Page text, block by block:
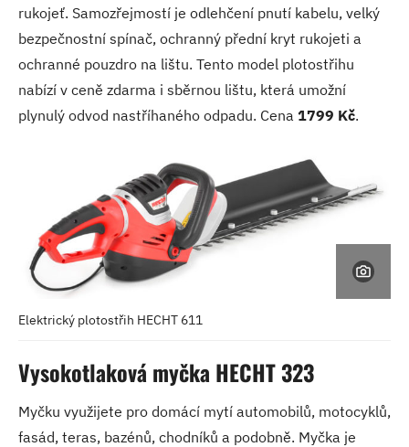
rukojeť. Samozřejmostí je odlehčení pnutí kabelu, velký
bezpečnostní spínač, ochranný přední kryt rukojeti a
ochranné pouzdro na lištu. Tento model plotostřihu
nabízí v ceně zdarma i sběrnou lištu, která umožní
plynulý odvod nastříhaného odpadu. Cena 1799 Kč.
Elektrický plotostřih HECHT 611
Vysokotlaková myčka HECHT 323
Myčku využijete pro domácí mytí automobilů, motocyklů,
fasád, teras, bazénů, chodníků a podobně. Myčka je